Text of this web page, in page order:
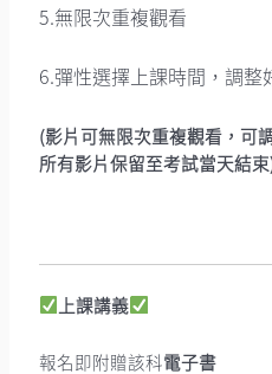
5.無限次重複觀看
6.彈性選擇上課時間，調整
(影片可無限次重複觀看，可
所有影片保留至考試當天結
上課講義
報名即附贈該科電子書